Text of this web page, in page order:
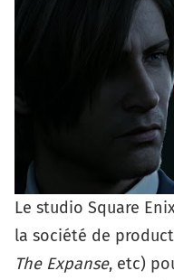
Le studio Square
la société de
The Expanse, etc)